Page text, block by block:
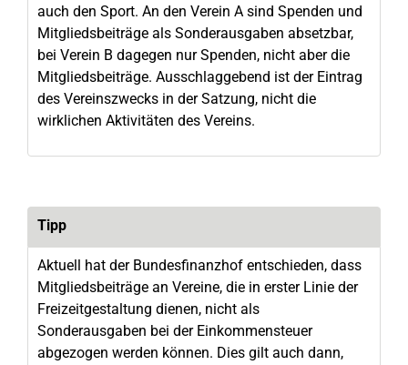
auch den Sport. An den Verein A sind Spenden und
Mitgliedsbeiträge als Sonderausgaben absetzbar,
bei Verein B dagegen nur Spenden, nicht aber die
Mitgliedsbeiträge. Ausschlaggebend ist der Eintrag
des Vereinszwecks in der Satzung, nicht die
wirklichen Aktivitäten des Vereins.
Tipp
Aktuell hat der Bundesfinanzhof entschieden, dass
Mitgliedsbeiträge an Vereine, die in erster Linie der
Freizeitgestaltung dienen, nicht als
Sonderausgaben bei der Einkommensteuer
abgezogen werden können. Dies gilt auch dann,